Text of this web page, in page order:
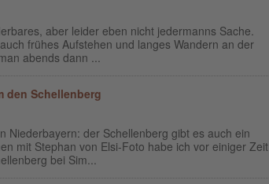
aber leider eben nicht jedermanns Sache.
frühes Aufstehen und langes Wandern an der
abends dann ...
den Schellenberg
Niederbayern: der Schellenberg gibt es auch ein
mit Stephan von Elsi-Foto habe ich vor einiger Zeit
bei Sim...